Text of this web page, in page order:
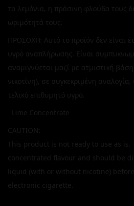
τα λεμόνια, η πράσινη φλούδα τους
ωριμότητά τους.
ΠΡΟΣΟΧΗ: Αυτό το προϊόν δεν είναι
υγρό αναπλήρωσης. Είναι
αναμιγνύεται μαζί με ατμιστική
νικοτίνη), σε συγκεκριμένη
τελικό επιθυμητό υγρό.
Lime Concentrate
CAUTION:
This product is not ready to use as is.
concentrated flavour and should be
liquid (with or without nicotine)
electronic cigarette.